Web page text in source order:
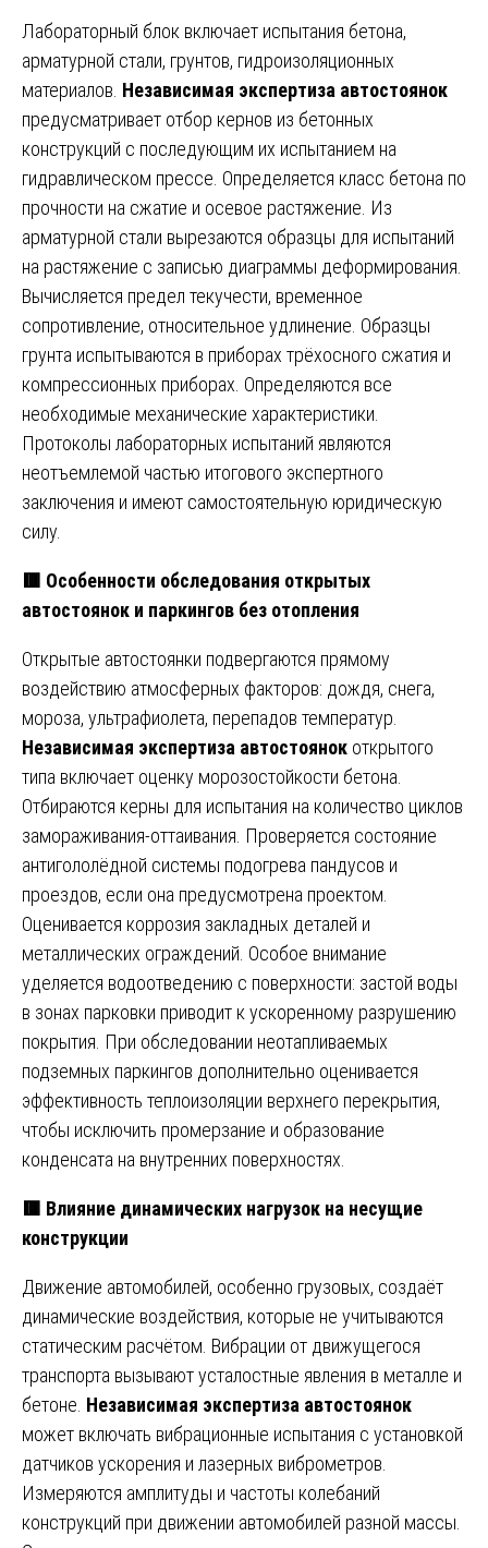
Лабораторный блок включает испытания бетона,
арматурной стали, грунтов, гидроизоляционных
материалов. Независимая экспертиза автостоянок
предусматривает отбор кернов из бетонных
конструкций с последующим их испытанием на
гидравлическом прессе. Определяется класс бетона по
прочности на сжатие и осевое растяжение. Из
арматурной стали вырезаются образцы для испытаний
на растяжение с записью диаграммы деформирования.
Вычисляется предел текучести, временное
сопротивление, относительное удлинение. Образцы
грунта испытываются в приборах трёхосного сжатия и
компрессионных приборах. Определяются все
необходимые механические характеристики.
Протоколы лабораторных испытаний являются
неотъемлемой частью итогового экспертного
заключения и имеют самостоятельную юридическую
силу.
🟥 Особенности обследования открытых
автостоянок и паркингов без отопления
Открытые автостоянки подвергаются прямому
воздействию атмосферных факторов: дождя, снега,
мороза, ультрафиолета, перепадов температур.
Независимая экспертиза автостоянок открытого
типа включает оценку морозостойкости бетона.
Отбираются керны для испытания на количество циклов
замораживания-оттаивания. Проверяется состояние
антигололёдной системы подогрева пандусов и
проездов, если она предусмотрена проектом.
Оценивается коррозия закладных деталей и
металлических ограждений. Особое внимание
уделяется водоотведению с поверхности: застой воды
в зонах парковки приводит к ускоренному разрушению
покрытия. При обследовании неотапливаемых
подземных паркингов дополнительно оценивается
эффективность теплоизоляции верхнего перекрытия,
чтобы исключить промерзание и образование
конденсата на внутренних поверхностях.
🟥 Влияние динамических нагрузок на несущие
конструкции
Движение автомобилей, особенно грузовых, создаёт
динамические воздействия, которые не учитываются
статическим расчётом. Вибрации от движущегося
транспорта вызывают усталостные явления в металле и
бетоне. Независимая экспертиза автостоянок
может включать вибрационные испытания с установкой
датчиков ускорения и лазерных виброметров.
Измеряются амплитуды и частоты колебаний
конструкций при движении автомобилей разной массы.